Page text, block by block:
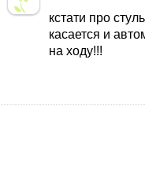
кстати про
касается и
на ходу!!!